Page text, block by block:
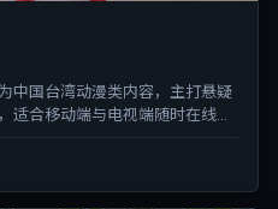
中国台湾动漫类内容，主打悬疑
适合移动端与电视端随时在线观